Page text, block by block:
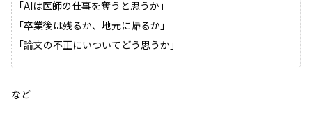
「AIは医師の仕事を奪うと思うか」
「卒業後は残るか、地元に帰るか」
「論文の不正にいついてどう思うか」
など